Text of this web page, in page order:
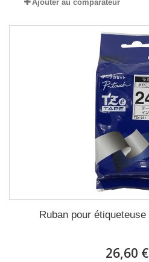
Ajouter au comparateur
Ruban pour
26,60 €